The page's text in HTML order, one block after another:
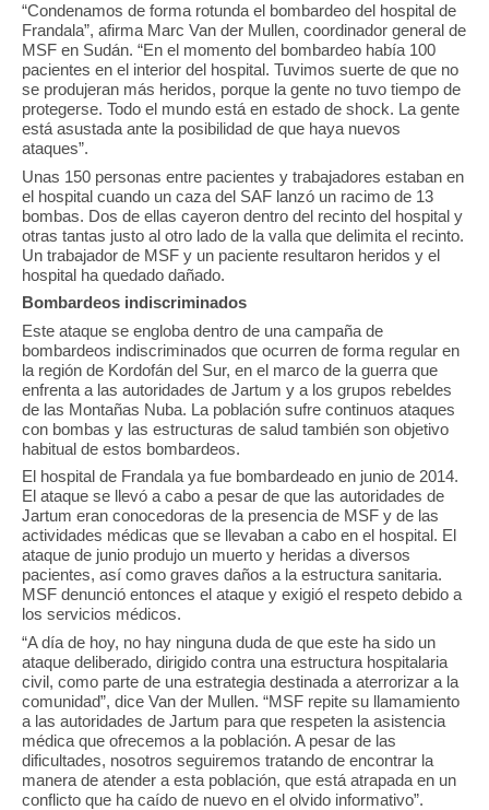
“Condenamos de forma rotunda el bombardeo del hospital de
Frandala”, afirma Marc Van der Mullen, coordinador general de
MSF en Sudán. “En el momento del bombardeo había 100
pacientes en el interior del hospital. Tuvimos suerte de que no
se produjeran más heridos, porque la gente no tuvo tiempo de
protegerse. Todo el mundo está en estado de shock. La gente
está asustada ante la posibilidad de que haya nuevos
ataques”.
Unas 150 personas entre pacientes y trabajadores estaban en
el hospital cuando un caza del SAF lanzó un racimo de 13
bombas. Dos de ellas cayeron dentro del recinto del hospital y
otras tantas justo al otro lado de la valla que delimita el recinto.
Un trabajador de MSF y un paciente resultaron heridos y el
hospital ha quedado dañado.
Bombardeos indiscriminados
Este ataque se engloba dentro de una campaña de
bombardeos indiscriminados que ocurren de forma regular en
la región de Kordofán del Sur, en el marco de la guerra que
enfrenta a las autoridades de Jartum y a los grupos rebeldes
de las Montañas Nuba. La población sufre continuos ataques
con bombas y las estructuras de salud también son objetivo
habitual de estos bombardeos.
El hospital de Frandala ya fue bombardeado en junio de 2014.
El ataque se llevó a cabo a pesar de que las autoridades de
Jartum eran conocedoras de la presencia de MSF y de las
actividades médicas que se llevaban a cabo en el hospital. El
ataque de junio produjo un muerto y heridas a diversos
pacientes, así como graves daños a la estructura sanitaria.
MSF denunció entonces el ataque y exigió el respeto debido a
los servicios médicos.
“A día de hoy, no hay ninguna duda de que este ha sido un
ataque deliberado, dirigido contra una estructura hospitalaria
civil, como parte de una estrategia destinada a aterrorizar a la
comunidad”, dice Van der Mullen. “MSF repite su llamamiento
a las autoridades de Jartum para que respeten la asistencia
médica que ofrecemos a la población. A pesar de las
dificultades, nosotros seguiremos tratando de encontrar la
manera de atender a esta población, que está atrapada en un
conflicto que ha caído de nuevo en el olvido informativo”.